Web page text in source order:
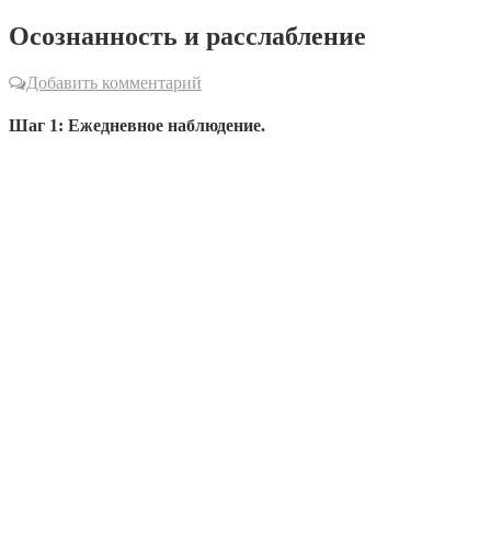
Осознанность и расслабление
Добавить комментарий
Шаг 1: Ежедневное наблюдение.